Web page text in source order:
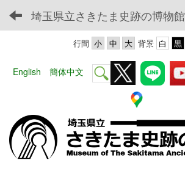
埼玉県立さきたま史跡の博物館
背景
行間
English 簡体中文